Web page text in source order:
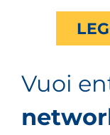
Vuoi